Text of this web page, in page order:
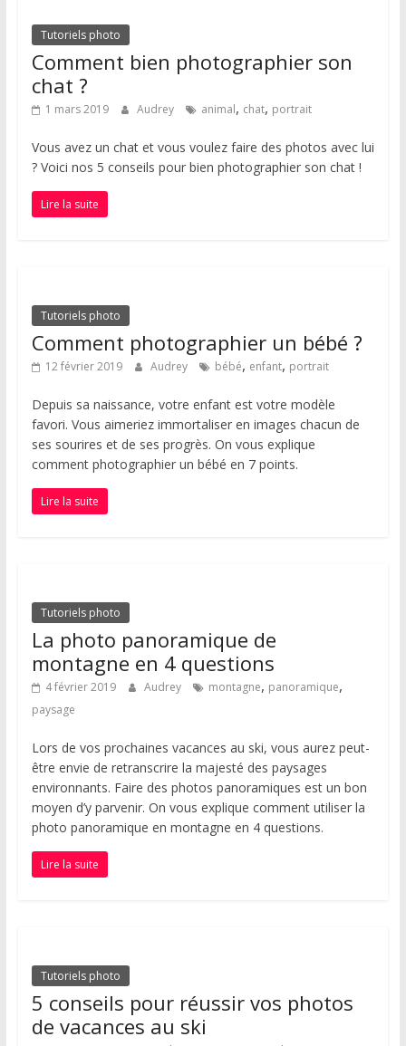
Tutoriels photo
Comment bien photographier son
chat ?
1 mars 2019 Audrey animal, chat, portrait
Vous avez un chat et vous voulez faire des photos avec lui
? Voici nos 5 conseils pour bien photographier son chat !
Lire la suite
Tutoriels photo
Comment photographier un bébé ?
12 février 2019 Audrey bébé, enfant, portrait
Depuis sa naissance, votre enfant est votre modèle
favori. Vous aimeriez immortaliser en images chacun de
ses sourires et de ses progrès. On vous explique
comment photographier un bébé en 7 points.
Lire la suite
Tutoriels photo
La photo panoramique de
montagne en 4 questions
4 février 2019 Audrey montagne, panoramique,
paysage
Lors de vos prochaines vacances au ski, vous aurez peut-
être envie de retranscrire la majesté des paysages
environnants. Faire des photos panoramiques est un bon
moyen d’y parvenir. On vous explique comment utiliser la
photo panoramique en montagne en 4 questions.
Lire la suite
Tutoriels photo
5 conseils pour réussir vos photos
de vacances au ski